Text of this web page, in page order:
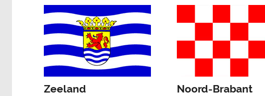
Zeeland Noord-Brabant